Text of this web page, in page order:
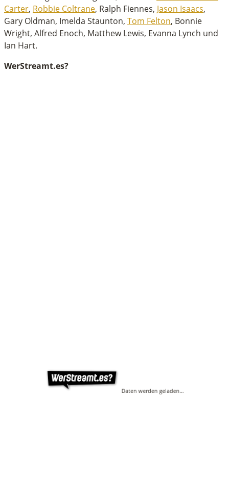
Carter, Robbie Coltrane, Ralph Fiennes, Jason Isaacs,
Gary Oldman, Imelda Staunton, Tom Felton, Bonnie
Wright, Alfred Enoch, Matthew Lewis, Evanna Lynch und
Ian Hart.
WerStreamt.es?
Daten werden geladen…